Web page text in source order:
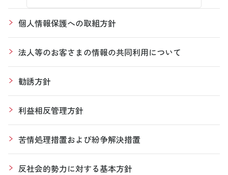
個人情報保護への取組方針
法人等のお客さまの情報の共同利用について
勧誘方針
利益相反管理方針
苦情処理措置および紛争解決措置
反社会的勢力に対する基本方針